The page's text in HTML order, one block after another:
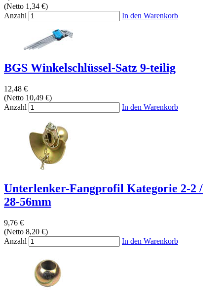
(Netto 1,34 €)
Anzahl
In den Warenkorb
BGS Winkelschlüssel-Satz 9-teilig
12,48 €
(Netto 10,49 €)
Anzahl
In den Warenkorb
Unterlenker-Fangprofil Kategorie 2-2 /
28-56mm
9,76 €
(Netto 8,20 €)
Anzahl
In den Warenkorb